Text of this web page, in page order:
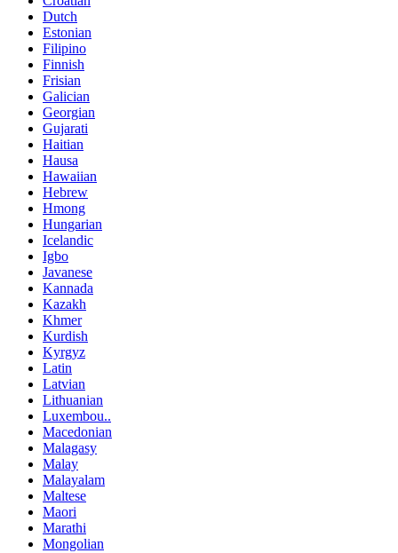
Dutch
Estonian
Filipino
Finnish
Frisian
Galician
Georgian
Gujarati
Haitian
Hausa
Hawaiian
Hebrew
Hmong
Hungarian
Icelandic
Igbo
Javanese
Kannada
Kazakh
Khmer
Kurdish
Kyrgyz
Latin
Latvian
Lithuanian
Luxembou..
Macedonian
Malagasy
Malay
Malayalam
Maltese
Maori
Marathi
Mongolian